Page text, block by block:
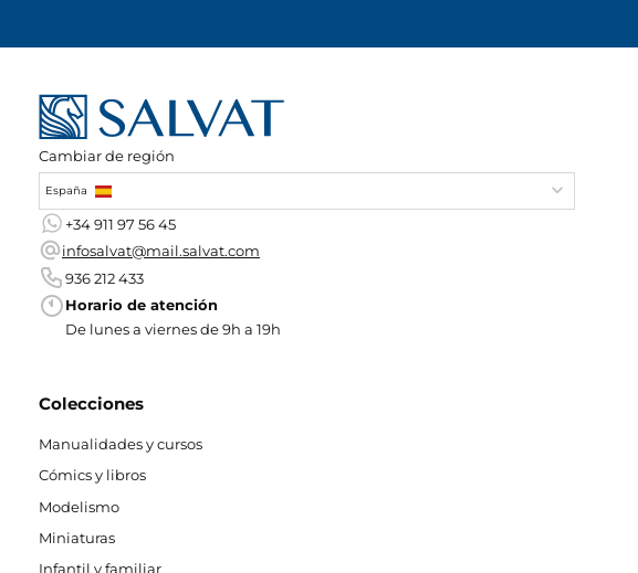
Cambiar de región
España
+34 911 97 56 45
infosalvat@mail.salvat.com
936 212 433
Horario de atención
De lunes a viernes de 9h a 19h
Colecciones
Manualidades y cursos
Cómics y libros
Modelismo
Miniaturas
Infantil y familiar